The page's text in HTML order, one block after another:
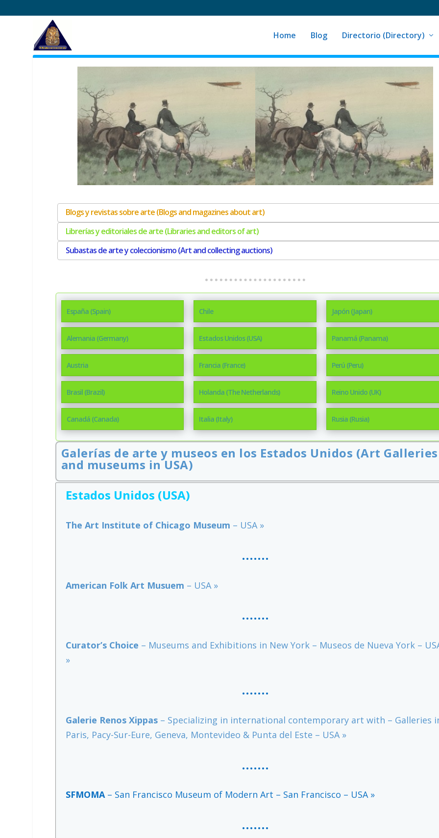
Home Blog Directorio (Directory)
Blogs y revistas sobre arte (Blogs and magazines about art)
Librerías y editoriales de arte (Libraries and editors of art)
Subastas de arte y coleccionismo (Art and collecting auctions)
España (Spain)
Alemania (Germany)
Austria
Brasil (Brazil)
Canadá (Canada)
Chile
Estados Unidos (USA)
Francia (France)
Holanda (The Netherlands)
Italia (Italy)
Japón (Japan)
Panamá (Panama)
Perú (Peru)
Reino Unido (UK)
Rusia (Rusia)
Galerías de arte y museos en los Estados Unidos (Art Galleries
and museums in USA)
Estados Unidos (USA)
The Art Institute of Chicago Museum – USA »
…….
American Folk Art Musuem – USA »
…….
Curator’s Choice – Museums and Exhibitions in New York – Museos de Nueva York –
»
…….
Galerie Renos Xippas– Specializing in international contemporary art with – Galleries
Paris, Pacy-Sur-Eure, Geneva, Montevideo & Punta del Este – USA »
…….
SFMOMA– San Francisco Museum of Modern Art – San Francisco – USA »
…….